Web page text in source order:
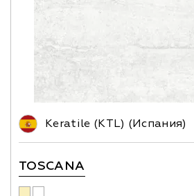
Keratile (KTL) (Испания)
TOSCANA